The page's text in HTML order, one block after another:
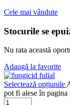
Cele mai vândute
Stocurile se
Nu rata această
Adaugă la favorite
Selectează opțiunile
pot fi alese în pagina